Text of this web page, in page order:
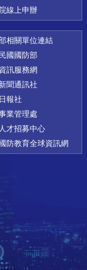
線上申辦
相關單位連結
國國防部
訊服務網
聞通訊社
報社
業管理處
才招募中心
防教育全球資訊網